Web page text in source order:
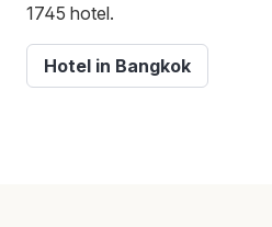
1745 hotel.
Hotel in Bangkok